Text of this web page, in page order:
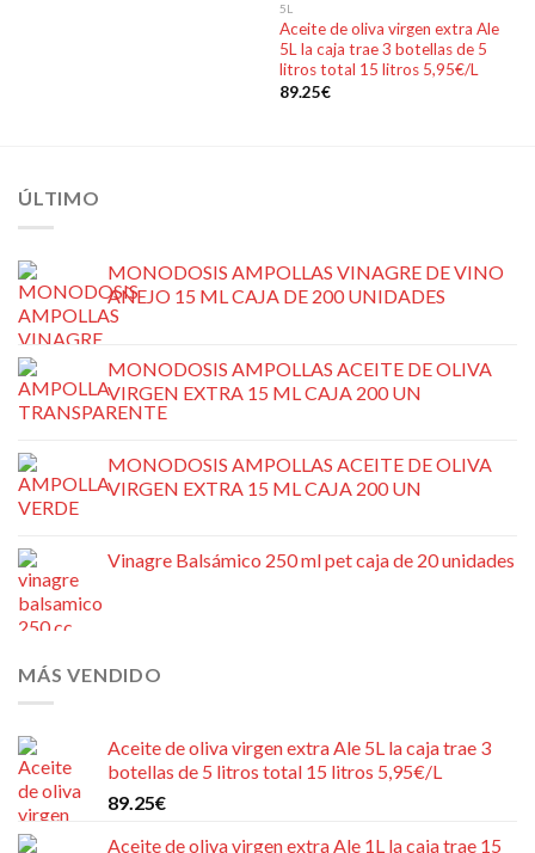
deseos
5L
Aceite de oliva virgen extra Ale
5L la caja trae 3 botellas de 5
litros total 15 litros 5,95€/L
89.25€
ÚLTIMO
MONODOSIS AMPOLLAS VINAGRE DE VINO
AÑEJO 15 ML CAJA DE 200 UNIDADES
MONODOSIS AMPOLLAS ACEITE DE OLIVA
VIRGEN EXTRA 15 ML CAJA 200 UN
MONODOSIS AMPOLLAS ACEITE DE OLIVA
VIRGEN EXTRA 15 ML CAJA 200 UN
Vinagre Balsámico 250 ml pet caja de 20 unidades
MÁS VENDIDO
Aceite de oliva virgen extra Ale 5L la caja trae 3
botellas de 5 litros total 15 litros 5,95€/L
89.25€
Aceite de oliva virgen extra Ale 1L la caja trae 15